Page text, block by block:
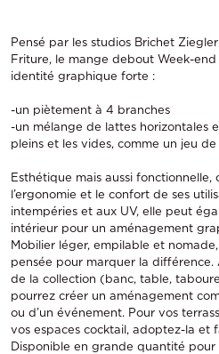
Pensé par les studios Brichet
Friture, le mange debout Week-
identité graphique forte :
-un piètement à 4 branches
-un mélange de lattes horizontales
pleins et les vides, comme un jeu
Esthétique mais aussi
l’ergonomie et le confort de ses
intempéries et aux UV, elle peut
intérieur pour un aménagement
Mobilier léger, empilable et
pensée pour marquer la différence.
de la collection (banc, table,
pourrez créer un aménagement
ou d’un événement. Pour vos
vos espaces cocktail, adoptez-la et
Disponible en grande quantité